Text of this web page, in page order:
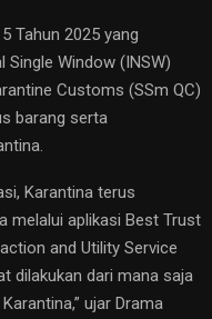
Tahun 2025 yang
Window (INSW)
Customs (SSm QC)
barang serta
Karantina terus
melalui aplikasi Best Trust
and Utility Service
dilakukan dari mana saja
ujar Drama